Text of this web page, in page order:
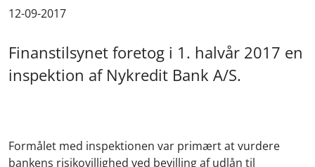
12-09-2017
Finanstilsynet foretog i 1. halvår 2017 en
inspektion af Nykredit Bank A/S.
Formålet med inspektionen var primært at vurdere
bankens risikovillighed ved bevilling af udlån til